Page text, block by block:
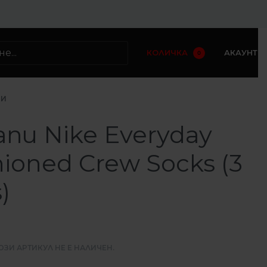
КОЛИЧКА 0 АКАУНТ
Nike Everyday
Crew Socks (3